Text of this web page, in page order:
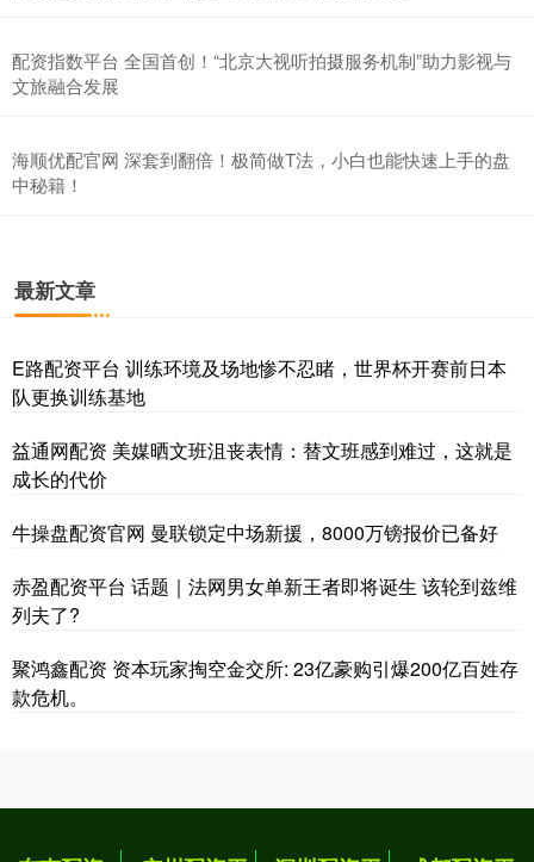
配资指数平台 全国首创！“北京大视听拍摄服务机制”助力影视与
文旅融合发展
海顺优配官网 深套到翻倍！极简做T法，小白也能快速上手的盘
中秘籍！
最新文章
E路配资平台 训练环境及场地惨不忍睹，世界杯开赛前日本
队更换训练基地
益通网配资 美媒晒文班沮丧表情：替文班感到难过，这就是
成长的代价
牛操盘配资官网 曼联锁定中场新援，8000万镑报价已备好
赤盈配资平台 话题｜法网男女单新王者即将诞生 该轮到兹维
列夫了?
聚鸿鑫配资 资本玩家掏空金交所: 23亿豪购引爆200亿百姓存
款危机。